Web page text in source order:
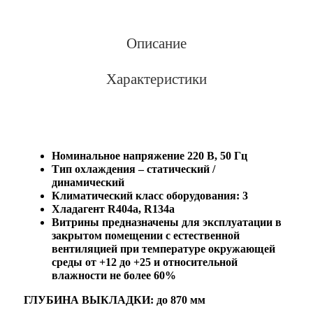
Описание
Характеристики
Номинальное напряжение 220 В, 50 Гц
Тип охлаждения – статический /
динамический
Климатический класс оборудования: 3
Хладагент R404a, R134a
Витрины предназначены для эксплуатации в
закрытом помещении с естественной
вентиляцией при температуре окружающей
среды от +12 до +25 и относительной
влажности не более 60%
ГЛУБИНА ВЫКЛАДКИ: до 870 мм